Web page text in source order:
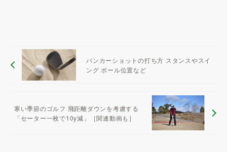
バンカーショットの打ち方 スタンスやスイ
ング ボール位置など
寒い季節のゴルフ 飛距離ダウンを考慮する
「セーター一枚で10y減」［関連動画も］